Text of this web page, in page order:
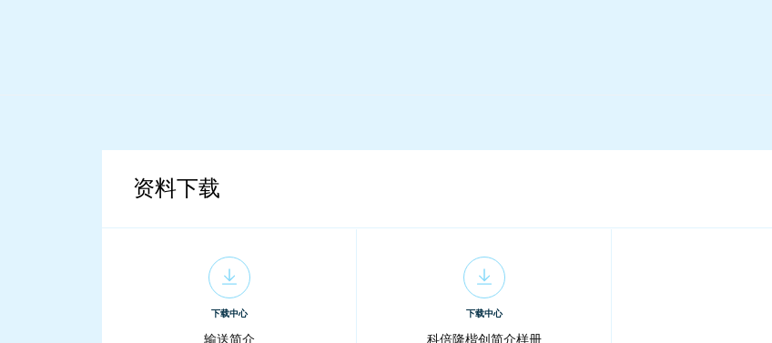
资料下载
下载中心
输送简介
下载中心
科倍隆楷创简介样册